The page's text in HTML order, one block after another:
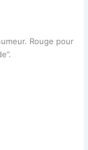
Rouge pour